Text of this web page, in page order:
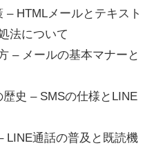
– HTMLメールとテキスト
法について
– メールの基本マナーと
歴史 – SMSの仕様とLINE
LINE通話の普及と既読機